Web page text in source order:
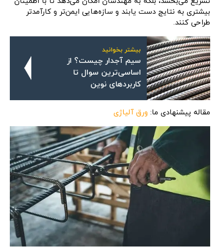
بیشتری به نتایج دست یابند و سازه‌هایی ایمن‌تر و کارآمدتر
طراحی کنند.
بیشتر بخوانید
سیم آجدار چیست؟ از
اساسی‌ترین سوال تا
کاربردهای نوین
مقاله پیشنهادی ما: ورق آلیاژی